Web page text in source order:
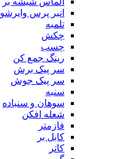
انبر پرس وایرشو
تلمبه
چکش
چسب
رینگ جمع کن
سر پیک برش
سر پیک جوش
سنبه
سوهان و سنباده
شعله افکن
فازمتر
کابل بر
کاتر